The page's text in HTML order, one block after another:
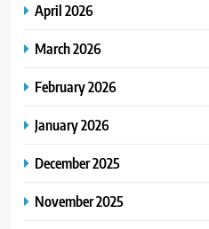
April 2026
March 2026
February 2026
January 2026
December 2025
November 2025